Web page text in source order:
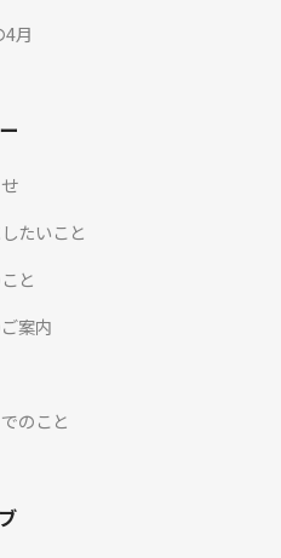
4月
たいこと
と
案内
のこと